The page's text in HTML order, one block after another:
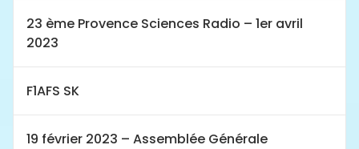
23 ème Provence Sciences Radio – 1er avril
2023
F1AFS SK
19 février 2023 – Assemblée Générale